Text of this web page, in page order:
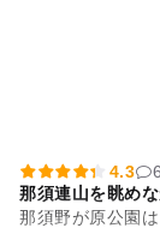
4.3
那須連山を眺め
那須野が原公園